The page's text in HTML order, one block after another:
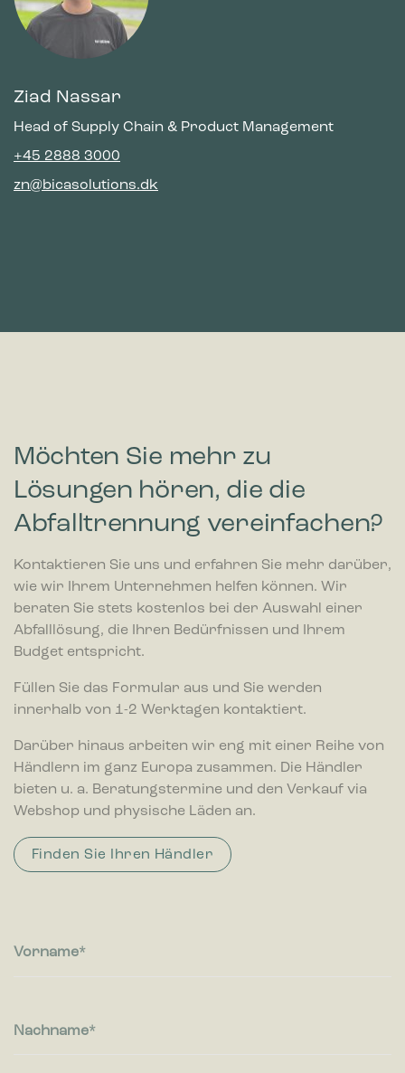
Ziad Nassar
Head of Supply Chain & Product Management
+45 2888 3000
zn@bicasolutions.dk
Möchten Sie mehr zu
Lösungen hören, die die
Abfalltrennung vereinfachen?
Kontaktieren Sie uns und erfahren Sie mehr darüber,
wie wir Ihrem Unternehmen helfen können. Wir
beraten Sie stets kostenlos bei der Auswahl einer
Abfalllösung, die Ihren Bedürfnissen und Ihrem
Budget entspricht.
Füllen Sie das Formular aus und Sie werden
innerhalb von 1-2 Werktagen kontaktiert.
Darüber hinaus arbeiten wir eng mit einer Reihe von
Händlern im ganz Europa zusammen. Die Händler
bieten u. a. Beratungstermine und den Verkauf via
Webshop und physische Läden an.
Finden Sie Ihren Händler
Vorname
Nachname